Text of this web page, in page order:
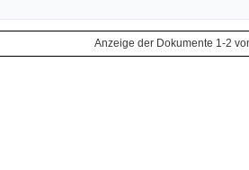
Anzeige der Dokumente 1-2